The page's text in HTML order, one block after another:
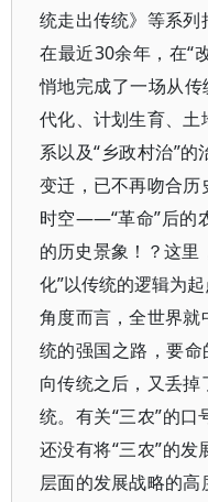
统走出传统》等系列
在最近30余年，在“
悄地完成了一场从传
代化、计划生育、
系以及“乡政村治”
变迁，已不再吻合历
时空——“革命”后的
的历史景象！？这里
化”以传统的逻辑为
角度而言，全世界
统的强国之路，要命
向传统之后，又丢
统。有关“三农”的
还没有将“三农”的
层面的发展战略的